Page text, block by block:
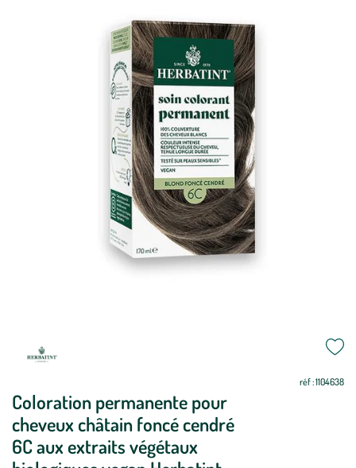
Coloration permanente pour
cheveux châtain foncé cendré
6C aux extraits végétaux
réf : 1104638